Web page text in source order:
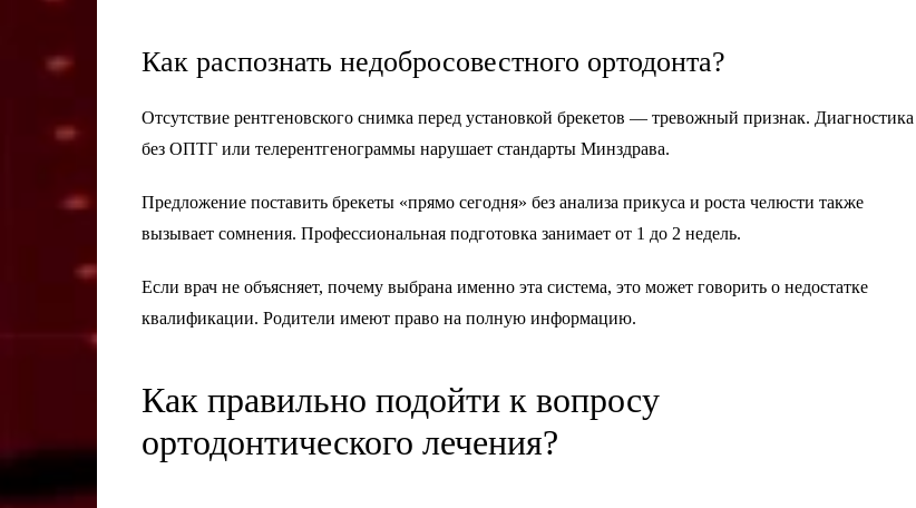
Как распознать недобросовестного ортодонта?
Отсутствие рентгеновского снимка перед установкой брекетов — тревожный признак. Диагностика
без ОПТГ или телерентгенограммы нарушает стандарты Минздрава.
Предложение поставить брекеты «прямо сегодня» без анализа прикуса и роста челюсти также
вызывает сомнения. Профессиональная подготовка занимает от 1 до 2 недель.
Если врач не объясняет, почему выбрана именно эта система, это может говорить о недостатке
квалификации. Родители имеют право на полную информацию.
Как правильно подойти к вопросу
ортодонтического лечения?